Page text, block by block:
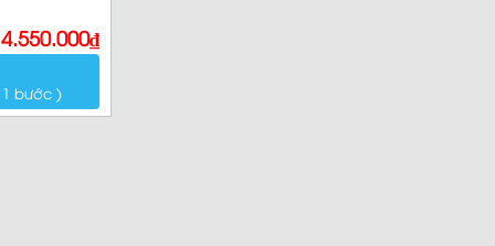
4.550.000₫
bước )